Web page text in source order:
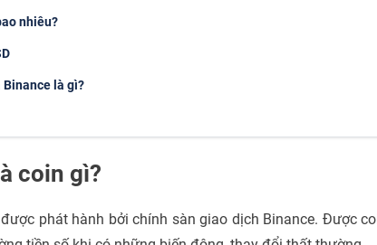
nhiêu?
là gì?
coin gì?
phát hành bởi chính sàn giao dịch Binance. Được